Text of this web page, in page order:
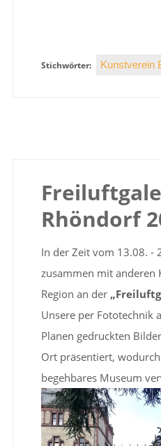
Stichwörter: Kunstverein
Rhöndorf
In der Zeit vom 13.08. -
zusammen mit anderen
Region an der
Unsere per Fototechnik
Planen gedruckten
Ort präsentiert,
begehbares Museum